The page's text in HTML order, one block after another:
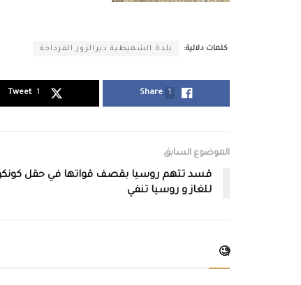
كلمات دلالية: بلدة الشميطية ديرالزور القرداحة
Share 1
Tweet 1
الموضوع السابق
قسد تتهم روسيا بقصف قواتها في حقل
للغاز و روسيا تنفي
🧐